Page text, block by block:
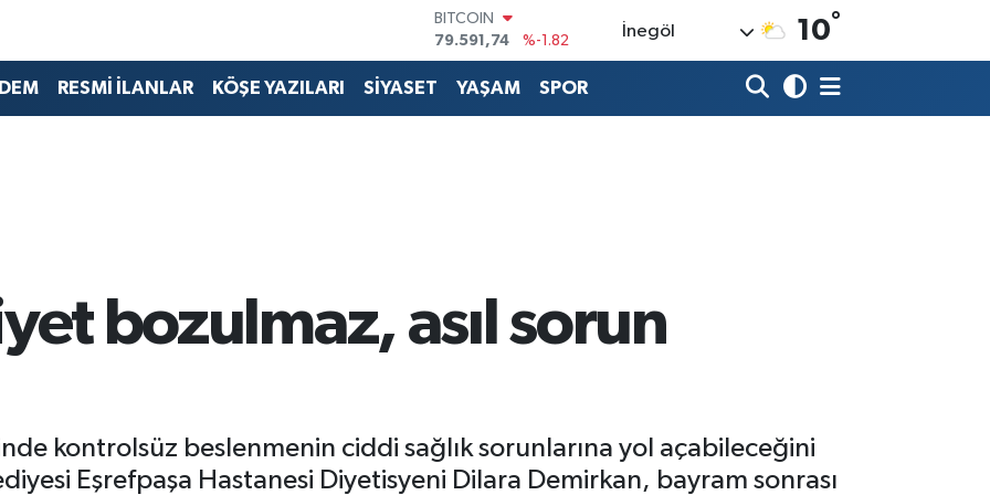
DOLAR
45,43620
%0.02
EURO
53,38690
%0.19
İnegöl 10°
RESMİ İLANLAR KÖŞE YAZILARI SİYASET YAŞAM SPOR
bozulmaz, asıl sorun
kontrolsüz beslenmenin ciddi sağlık sorunlarına yol açabileceğini
Eşrefpaşa Hastanesi Diyetisyeni Dilara Demirkan, bayram sonrası